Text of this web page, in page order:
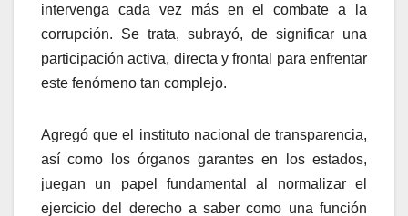
intervenga cada vez más en el combate a la
corrupción. Se trata, subrayó, de significar una
participación activa, directa y frontal para enfrentar
este fenómeno tan complejo.
Agregó que el instituto nacional de transparencia,
así como los órganos garantes en los estados,
juegan un papel fundamental al normalizar el
ejercicio del derecho a saber como una función